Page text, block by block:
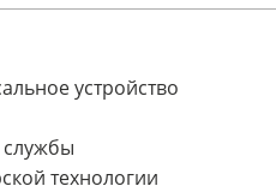
устройство
технологии